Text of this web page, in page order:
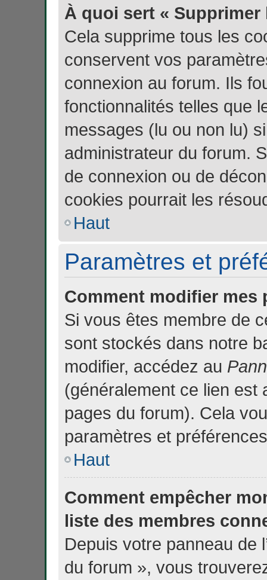
À quoi sert «
Cela supprime tous les
conservent vos
connexion au forum. Ils
fonctionnalités telles que
messages (lu ou non lu)
administrateur du forum.
de connexion ou de
cookies pourrait les
Haut
Paramètres et
Comment modifier mes
Si vous êtes membre de
sont stockés dans notre
modifier, accédez au
(généralement ce lien est
pages du forum). Cela
paramètres et
Haut
Comment empêcher
liste des membres
Depuis votre panneau de
du forum », vous